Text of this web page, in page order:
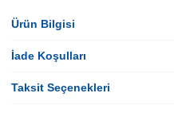
Ürün Bilgisi
İade Koşulları
Taksit Seçenekleri